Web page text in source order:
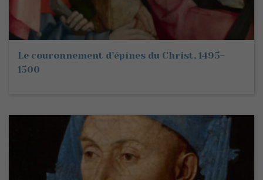
Le couronnement d’épines du Christ, 1495-
1500